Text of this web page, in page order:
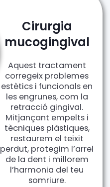
Cirurgia
mucogingival
Aquest tractament
corregeix problemes
estètics i funcionals en
les engrunes, com la
retracció gingival.
Mitjançant empelts i
tècniques plàstiques,
restaurem el teixit
perdut, protegim l’arrel
de la dent i millorem
l’harmonia del teu
somriure.